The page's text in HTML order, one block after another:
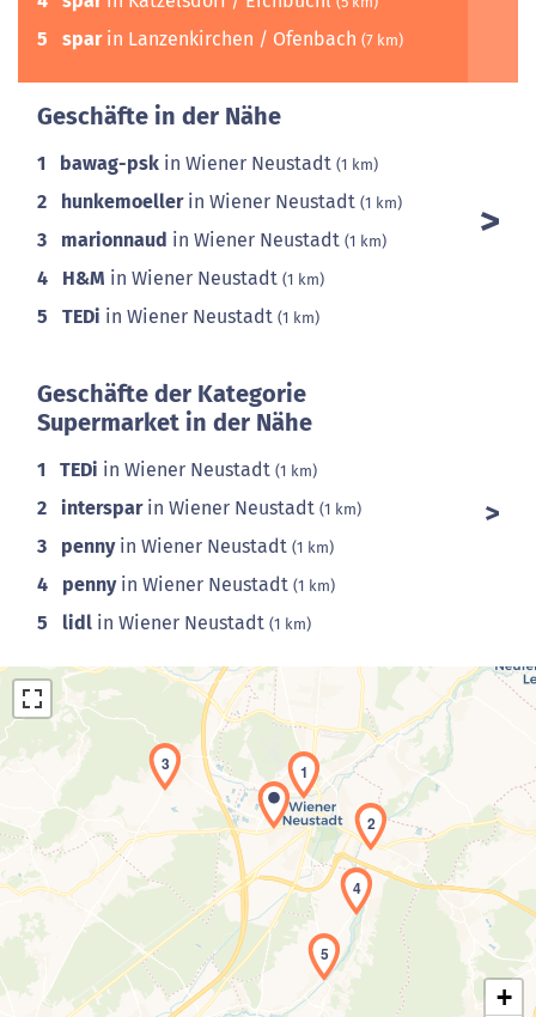
5 sparin Lanzenkirchen / Ofenbach (7 km)
Geschäfte in der Nähe
1 bawag-psk in Wiener Neustadt (1 km)
2 hunkemoellerin Wiener Neustadt (1 km)
3 marionnaud in Wiener Neustadt (1 km)
4 H&M in Wiener Neustadt (1 km)
5 TEDi in Wiener Neustadt (1 km)
Geschäfte der Kategorie
Supermarket in der Nähe
1 TEDi in Wiener Neustadt (1 km)
2 intersparin Wiener Neustadt (1 km)
3 pennyin Wiener Neustadt (1 km)
4 pennyin Wiener Neustadt (1 km)
5 lidl in Wiener Neustadt (1 km)
Laden der Karte...
1
2
3
4
5
+